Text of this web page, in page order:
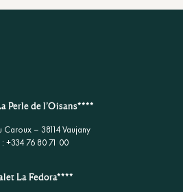
Perle de l’Oisans****
Caroux – 38114 Vaujany
: +334 76 80 71 00
La Fedora****